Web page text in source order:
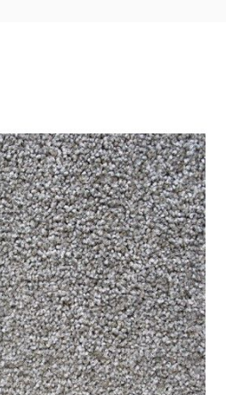
Gelasta
Vivafloors